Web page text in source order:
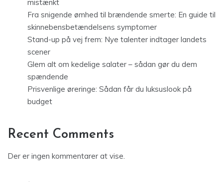
mistænkt
Fra snigende ømhed til brændende smerte: En guide til
skinnebensbetændelsens symptomer
Stand-up på vej frem: Nye talenter indtager landets
scener
Glem alt om kedelige salater – sådan gør du dem
spændende
Prisvenlige øreringe: Sådan får du luksuslook på
budget
Recent Comments
Der er ingen kommentarer at vise.